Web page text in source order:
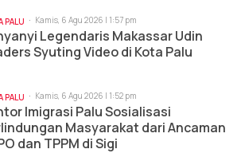
PALU Kamis, 6 Agu 2026 | 1:57 pm
Legendaris Makassar Udin
Syuting Video di Kota Palu
PALU Kamis, 6 Agu 2026 | 1:52 pm
Imigrasi Palu Sosialisasi
Masyarakat dari Ancaman
dan TPPM di Sigi